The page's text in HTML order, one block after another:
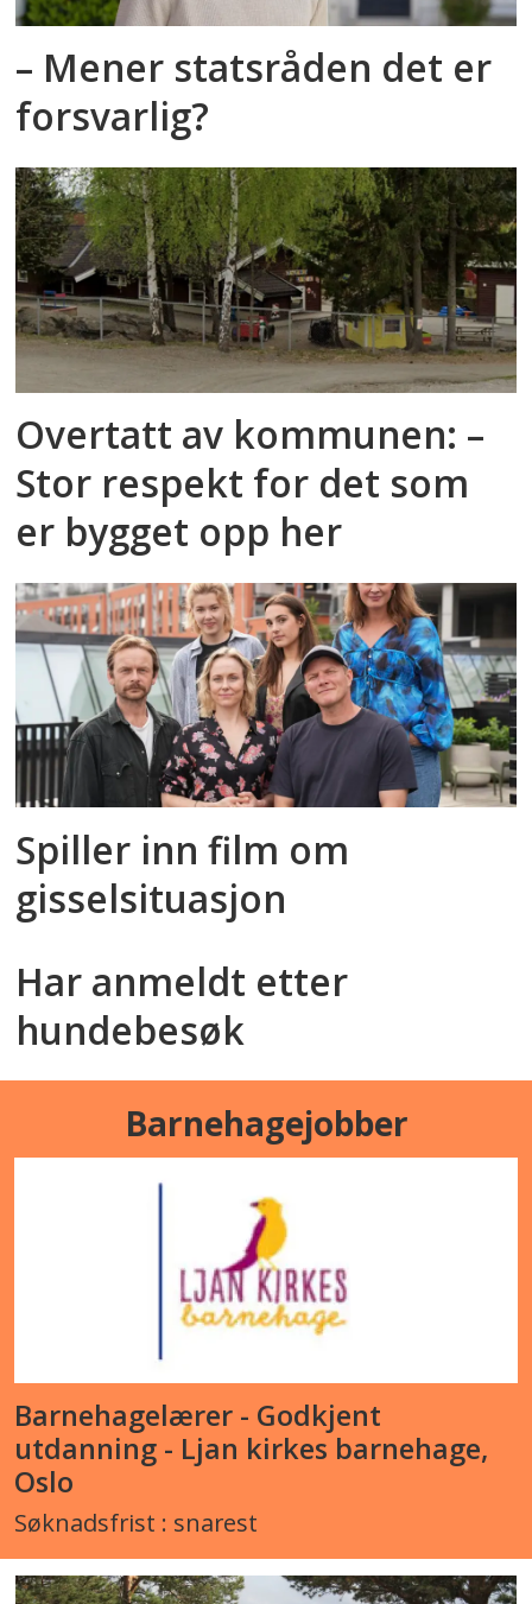
– Mener statsråden det er
forsvarlig?
Overtatt av kommunen: –
Stor respekt for det som
er bygget opp her
Spiller inn film om
gisselsituasjon
Har anmeldt etter
hundebesøk
Barnehagejobber
Barnehagelærer - Godkjent
utdanning - Ljan kirkes barnehage,
Oslo
Søknadsfrist : snarest